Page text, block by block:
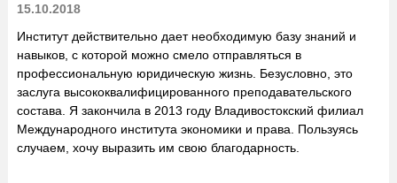
15.10.2018
Институт действительно дает необходимую базу знаний и
навыков, с которой можно смело отправляться в
профессиональную юридическую жизнь. Безусловно, это
заслуга высококвалифицированного преподавательского
состава. Я закончила в 2013 году Владивостокский филиал
Международного института экономики и права. Пользуясь
случаем, хочу выразить им свою благодарность.